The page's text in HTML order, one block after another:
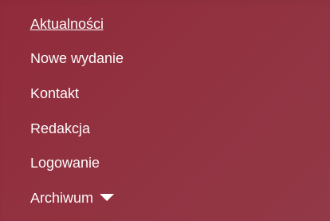
Aktualności
Nowe wydanie
Kontakt
Redakcja
Logowanie
Archiwum